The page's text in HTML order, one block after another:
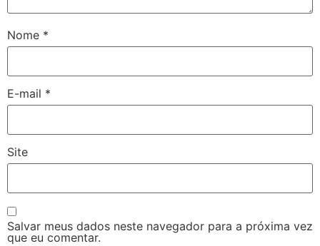
Nome *
E-mail *
Site
Salvar meus dados neste navegador para a próxima vez
que eu comentar.